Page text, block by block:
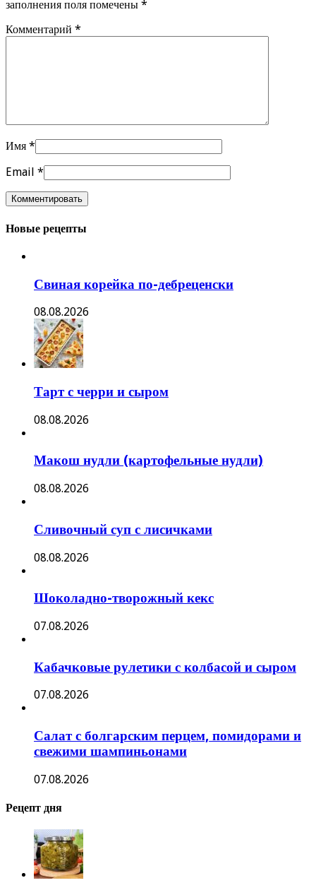
заполнения поля помечены *
Комментарий *
Имя *
Email *
Новые рецепты
Свиная корейка по-дебреценски
08.08.2026
Тарт с черри и сыром
08.08.2026
Макош нудли (картофельные нудли)
08.08.2026
Сливочный суп с лисичками
08.08.2026
Шоколадно-творожный кекс
07.08.2026
Кабачковые рулетики с колбасой и сыром
07.08.2026
Салат с болгарским перцем, помидорами и
свежими шампиньонами
07.08.2026
Рецепт дня